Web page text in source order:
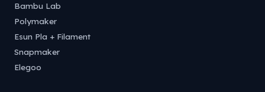
Bambu Lab
Polymaker
Esun Pla + Filament
Snapmaker
Elegoo